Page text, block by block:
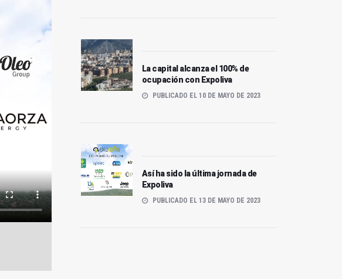
La capital alcanza el 100% de
ocupación con Expoliva
PUBLICADO EL 10 DE MAYO DE 2023
Así ha sido la última jornada de
Expoliva
PUBLICADO EL 13 DE MAYO DE 2023